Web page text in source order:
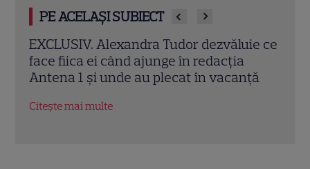
PE ACELAȘI SUBIECT
Amalia Enache, imagini spectaculoase
din Veneția alături de fiica ei. Dorința
împlinită după 10 ani
Citește mai multe